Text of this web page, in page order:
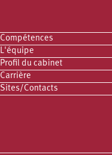
Compétences
L'équipe
Profil du cabinet
Carrière
Sites/Contacts